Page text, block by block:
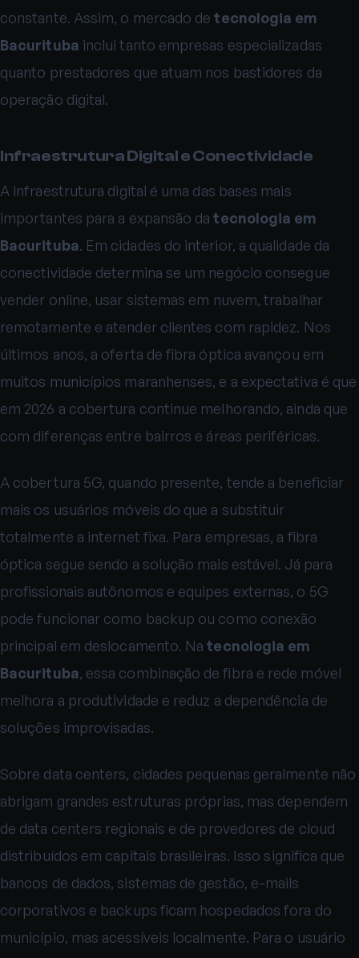
constante. Assim, o mercado detecnologia em
Bacurituba inclui tanto empresas especializadas
quanto prestadores que atuam nos bastidores da
operação digital.
Infraestrutura Digital e Conectividade
A infraestrutura digital é uma das bases mais
importantes para a expansão datecnologia em
Bacurituba. Em cidades do interior, a qualidade da
conectividade determina se um negócio consegue
vender online, usar sistemas em nuvem, trabalhar
remotamente e atender clientes com rapidez. Nos
últimos anos, a oferta de fibra óptica avançou em
muitos municípios maranhenses, e a expectativa é que
em 2026 a cobertura continue melhorando, ainda que
com diferenças entre bairros e áreas periféricas.
A cobertura 5G, quando presente, tende a beneficiar
mais os usuários móveis do que a substituir
totalmente a internet fixa. Para empresas, a fibra
óptica segue sendo a solução mais estável. Já para
profissionais autônomos e equipes externas, o 5G
pode funcionar como backup ou como conexão
principal em deslocamento. Natecnologia em
Bacurituba, essa combinação de fibra e rede móvel
melhora a produtividade e reduz a dependência de
soluções improvisadas.
Sobre data centers, cidades pequenas geralmente não
abrigam grandes estruturas próprias, mas dependem
de data centers regionais e de provedores de cloud
distribuídos em capitais brasileiras. Isso significa que
bancos de dados, sistemas de gestão, e-mails
corporativos e backups ficam hospedados fora do
município, mas acessíveis localmente. Para o usuário